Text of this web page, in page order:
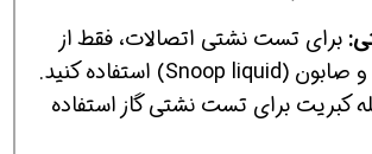
برای تست نشتی اتصالات، فقط از
محلول آب و صابون (Snoop liquid) استفاده کنید.
کبریت برای تست نشتی گاز استفاده